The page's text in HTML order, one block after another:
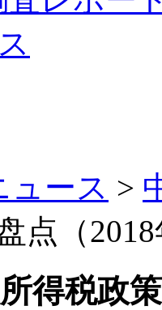
ュース >
点（
得税政